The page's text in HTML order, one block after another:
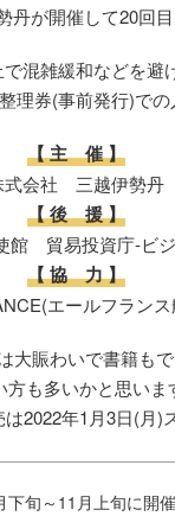
丹が開催して20回
混雑緩和などを避
理券(事前発行)で
【 主 催 】
式会社 三越伊勢丹
【 後 援 】
館 貿易投資庁-ビ
【 協 力 】
エールフラン
大賑わいで書籍も
方も多いかと思い
2022年1月3日(月)
旬～11月上旬に開